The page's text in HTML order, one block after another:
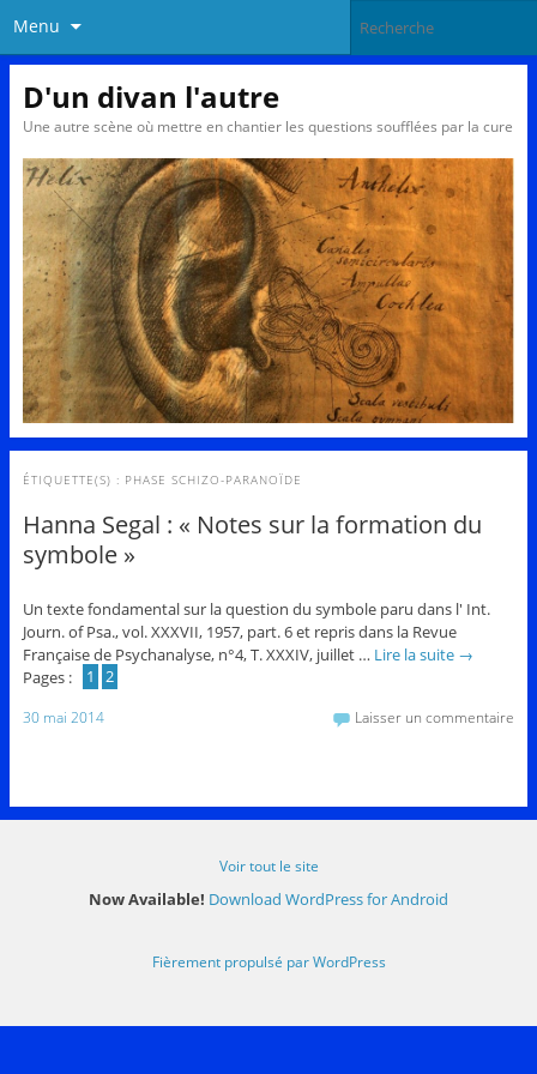
Menu
D'un divan l'autre
Une autre scène où mettre en chantier les questions soufflées par la cure
ÉTIQUETTE(S) : PHASE SCHIZO-PARANOÏDE
Hanna Segal : « Notes sur la formation du
symbole »
Un texte fondamental sur la question du symbole paru dans l' Int.
Journ. of Psa., vol. XXXVII, 1957, part. 6 et repris dans la Revue
Française de Psychanalyse, n°4, T. XXXIV, juillet … Lire la suite →
Pages :
1 2
30 mai 2014 Laisser un commentaire
Voir tout le site
Now Available! Download WordPress for Android
Fièrement propulsé par WordPress